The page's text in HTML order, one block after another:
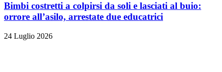
Bimbi costretti a colpirsi da soli e lasciati al buio:
orrore all’asilo, arrestate due educatrici
24 Luglio 2026